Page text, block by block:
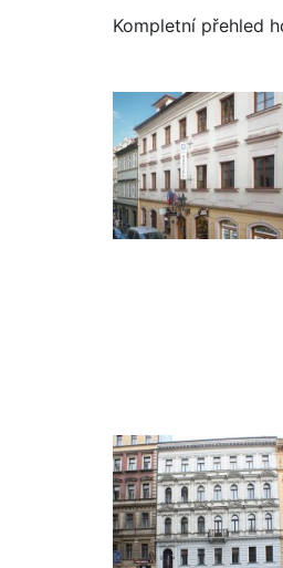
Kompletní přehled